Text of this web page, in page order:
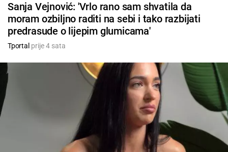
Sanja Vejnović: 'Vrlo rano sam shvatila da
moram ozbiljno raditi na sebi i tako razbijati
predrasude o lijepim glumicama'
Tportal prije 4 sata